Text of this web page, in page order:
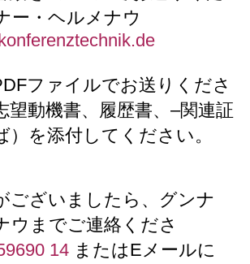
ー・ヘルメナウ
ファイルでお送りくださ
望動機書、履歴書、–関連証
）を添付してください。
ございましたら、グンナ
ウまでご連絡くださ
14 またはEメールに